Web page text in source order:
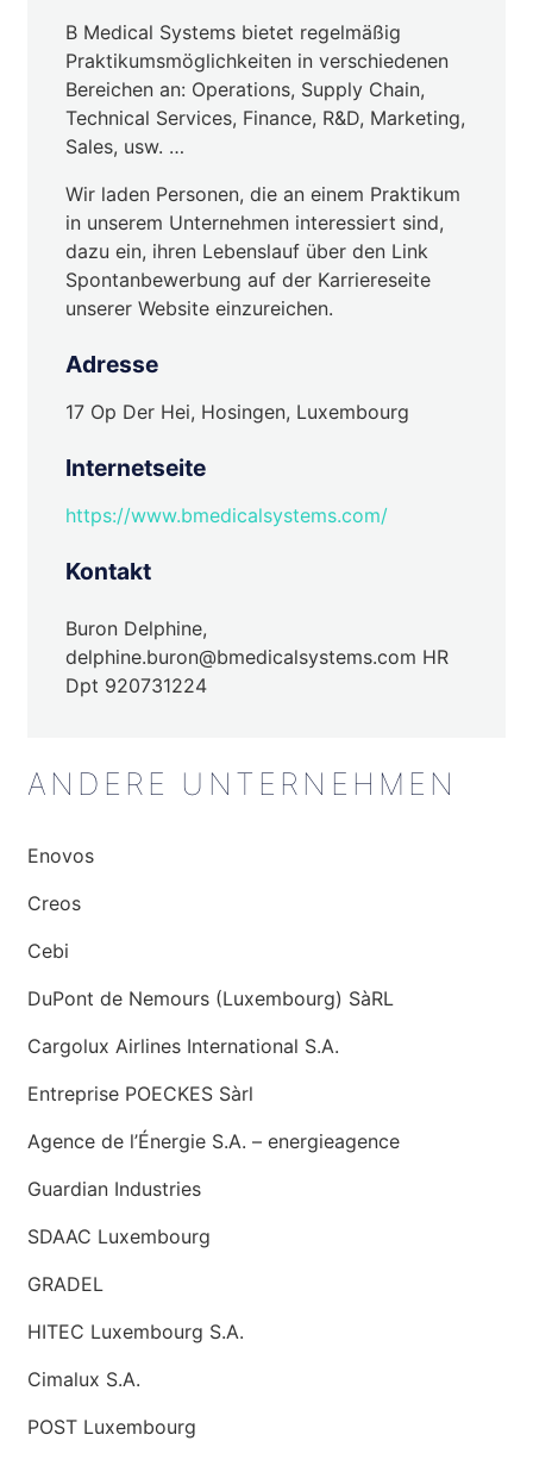
B Medical Systems bietet regelmäßig
Praktikumsmöglichkeiten in verschiedenen
Bereichen an: Operations, Supply Chain,
Technical Services, Finance, R&D, Marketing,
Sales, usw. …
Wir laden Personen, die an einem Praktikum
in unserem Unternehmen interessiert sind,
dazu ein, ihren Lebenslauf über den Link
Spontanbewerbung auf der Karriereseite
unserer Website einzureichen.
Adresse
17 Op Der Hei, Hosingen, Luxembourg
Internetseite
https://www.bmedicalsystems.com/
Kontakt
Buron Delphine,
delphine.buron@bmedicalsystems.com HR
Dpt 920731224
ANDERE UNTERNEHMEN
Enovos
Creos
Cebi
DuPont de Nemours (Luxembourg) SàRL
Cargolux Airlines International S.A.
Entreprise POECKES Sàrl
Agence de l’Énergie S.A. – energieagence
Guardian Industries
SDAAC Luxembourg
GRADEL
HITEC Luxembourg S.A.
Cimalux S.A.
POST Luxembourg